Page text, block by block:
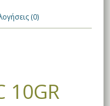
(0)
10GR